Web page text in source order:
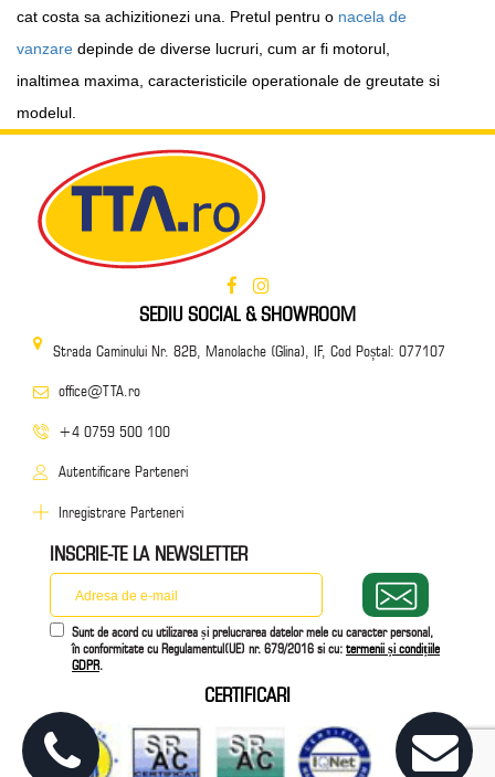
cat costa sa achizitionezi una. Pretul pentru o nacela de
vanzare depinde de diverse lucruri, cum ar fi motorul,
inaltimea maxima, caracteristicile operationale de greutate si
modelul.
SEDIU SOCIAL & SHOWROOM
Strada Caminului Nr. 82B, Manolache (Glina), IF, Cod Poștal: 077107
office@TTA.ro
+4 0759 500 100
Autentificare Parteneri
Inregistrare Parteneri
INSCRIE-TE LA NEWSLETTER
Sunt de acord cu utilizarea și prelucrarea datelor mele cu caracter personal,
în conformitate cu Regulamentul(UE) nr. 679/2016 si cu: termenii și condițiile
GDPR.
CERTIFICARI